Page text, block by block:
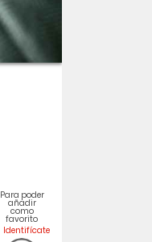
Para poder
añadir
como
favorito